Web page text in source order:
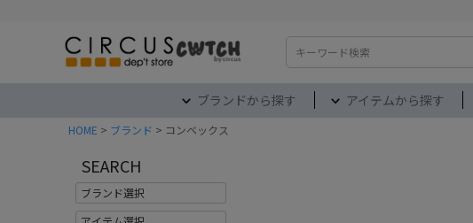
検索
ブランドから探す アイテムから探す
HOME ブランド コンベックス
SEARCH